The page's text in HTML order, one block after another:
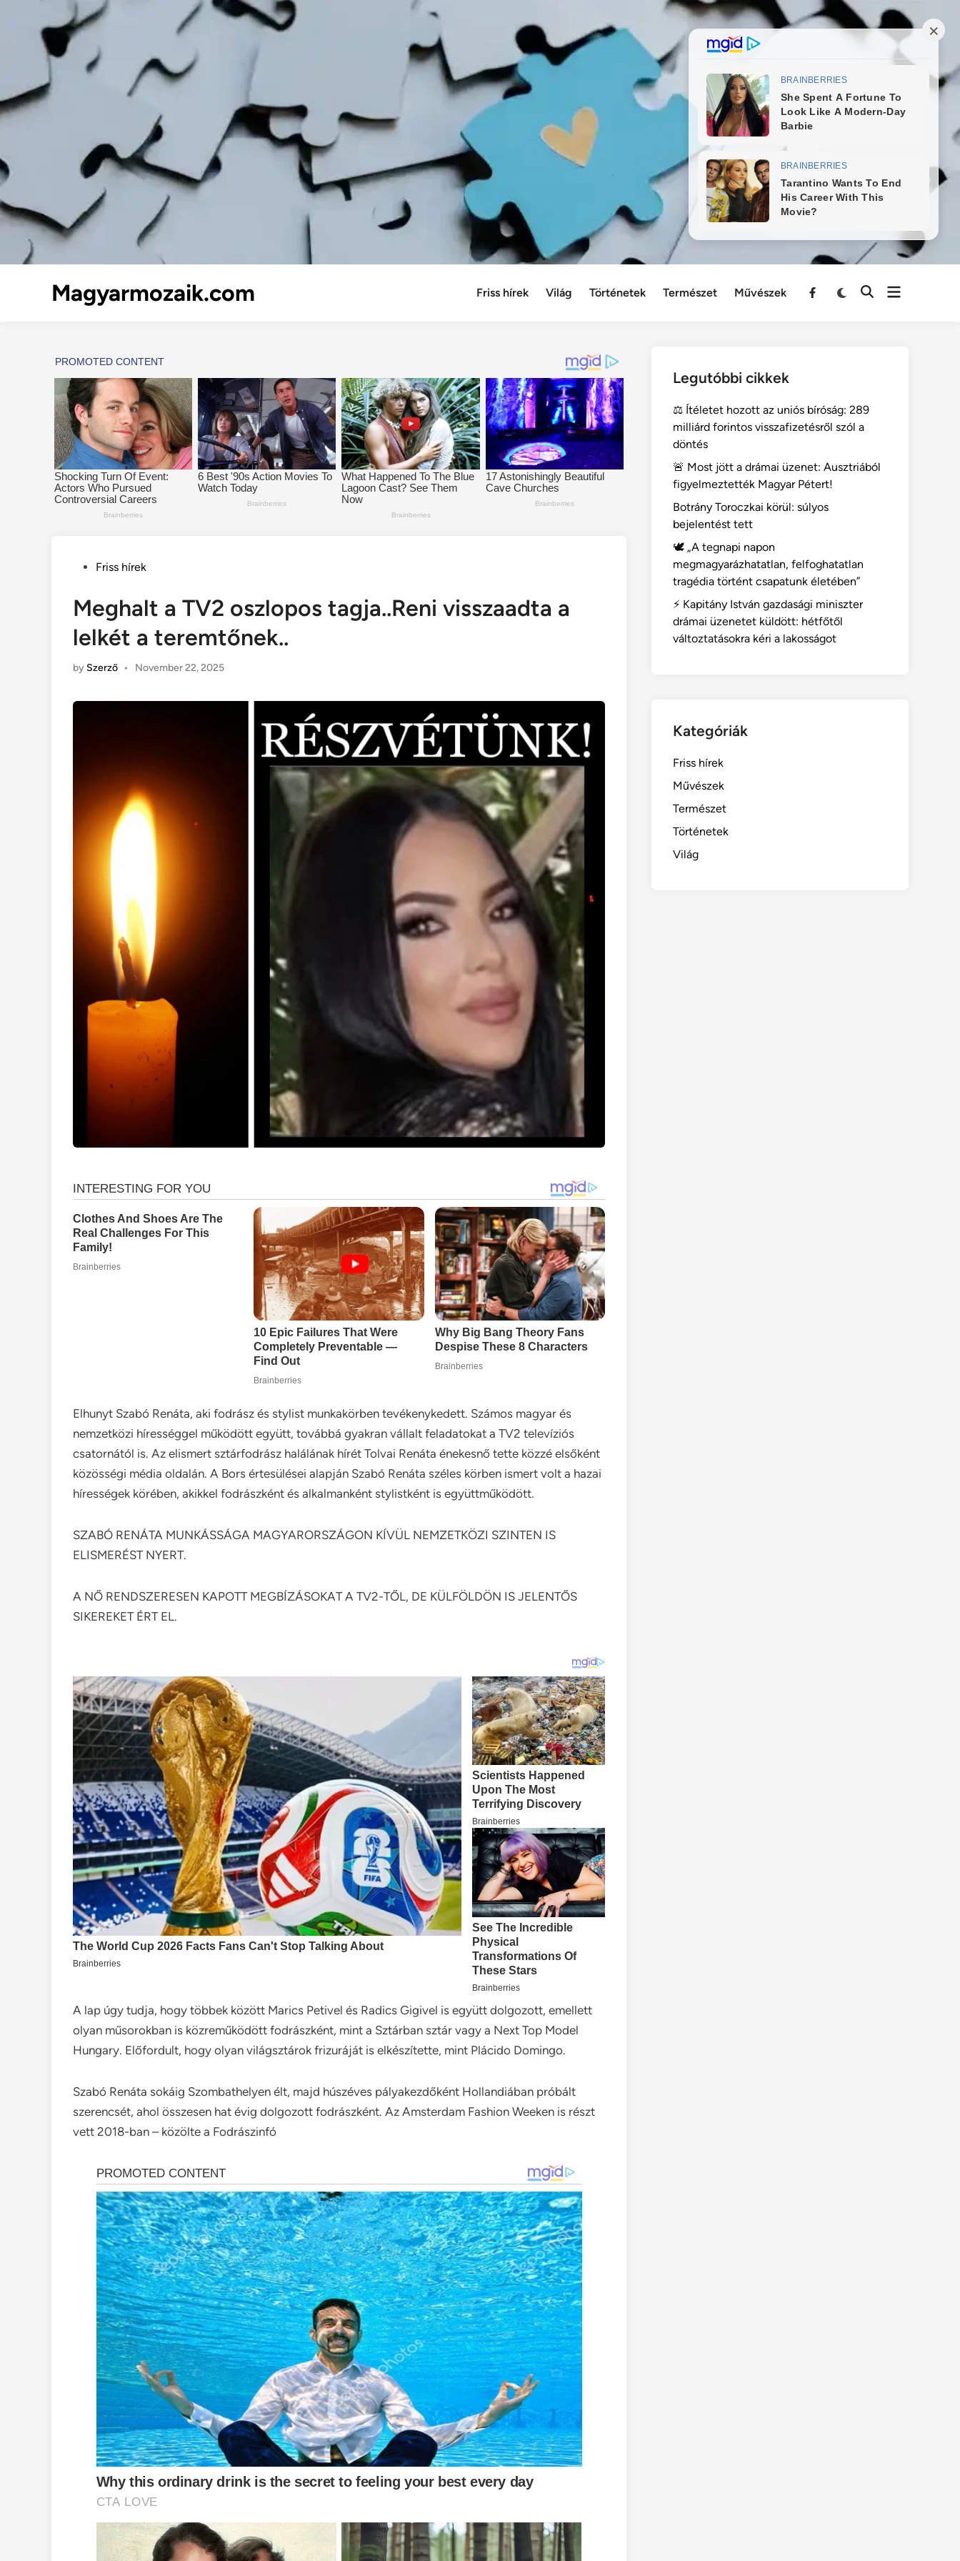
Magyarmozaik.com Friss hírek Világ Történetek Természet Művészek
Menu
PostedFriss hírek
Meghalt a TV2 oszlopos tagja..Reni visszaadta a
lelkét a teremtőnek..
by Szerző • November 22, 2025
Elhunyt Szabó Renáta, aki fodrász és stylist munkakörben tevékenykedett. Számos magyar és
nemzetközi hírességgel működött együtt, továbbá gyakran vállalt feladatokat a TV2 televíziós
csatornától is. Az elismert sztárfodrász halálának hírét Tolvai Renáta énekesnő tette közzé elsőként
közösségi média oldalán. A Bors értesülései alapján Szabó Renáta széles körben ismert volt a hazai
hírességek körében, akikkel fodrászként és alkalmanként stylistként is együttműködött.
SZABÓ RENÁTA MUNKÁSSÁGA MAGYARORSZÁGON KÍVÜL NEMZETKÖZI SZINTEN IS
ELISMERÉST NYERT.
A NŐ RENDSZERESEN KAPOTT MEGBÍZÁSOKAT A TV2-TŐL, DE KÜLFÖLDÖN IS JELENTŐS
SIKEREKET ÉRT EL.
A lap úgy tudja, hogy többek között Marics Petivel és Radics Gigivel is együtt dolgozott, emellett
olyan műsorokban is közreműködött fodrászként, mint a Sztárban sztár vagy a Next Top Model
Hungary. Előfordult, hogy olyan világsztárok frizuráját is elkészítette, mint Plácido Domingo.
Szabó Renáta sokáig Szombathelyen élt, majd húszéves pályakezdőként Hollandiában próbált
szerencsét, ahol összesen hat évig dolgozott fodrászként. Az Amsterdam Fashion Weeken is részt
vett 2018-ban – közölte a Fodrászinfó
Legutóbbi cikkek
⚖️ Ítéletet hozott az uniós bíróság: 289
milliárd forintos visszafizetésről szól a
döntés
🚨 Most jött a drámai üzenet: Ausztriából
figyelmeztették Magyar Pétert!
Botrány Toroczkai körül: súlyos
bejelentést tett
🕊️ „A tegnapi napon
megmagyarázhatatlan, felfoghatatlan
tragédia történt csapatunk életében”
⚡ Kapitány István gazdasági miniszter
drámai üzenetet küldött: hétfőtől
változtatásokra kéri a lakosságot
Kategóriák
Friss hírek
Művészek
Természet
Történetek
Világ